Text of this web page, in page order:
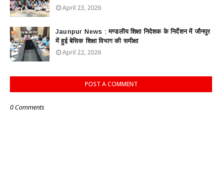
April 23, 2026
Jaunpur News : ​मण्डलीय शिक्षा निदेशक के निर्देशन में जौनपुर
में हुई बेसिक शिक्षा विभाग की समीक्षा
April 22, 2026
POST A COMMENT
0 Comments